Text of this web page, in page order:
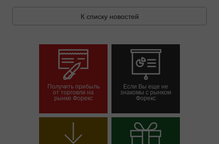
К списку новостей
Получить прибыль
от торговли на
рынке Форекс
Если Вы еще не
знакомы с рынком
Форекс
Открыть демосчет